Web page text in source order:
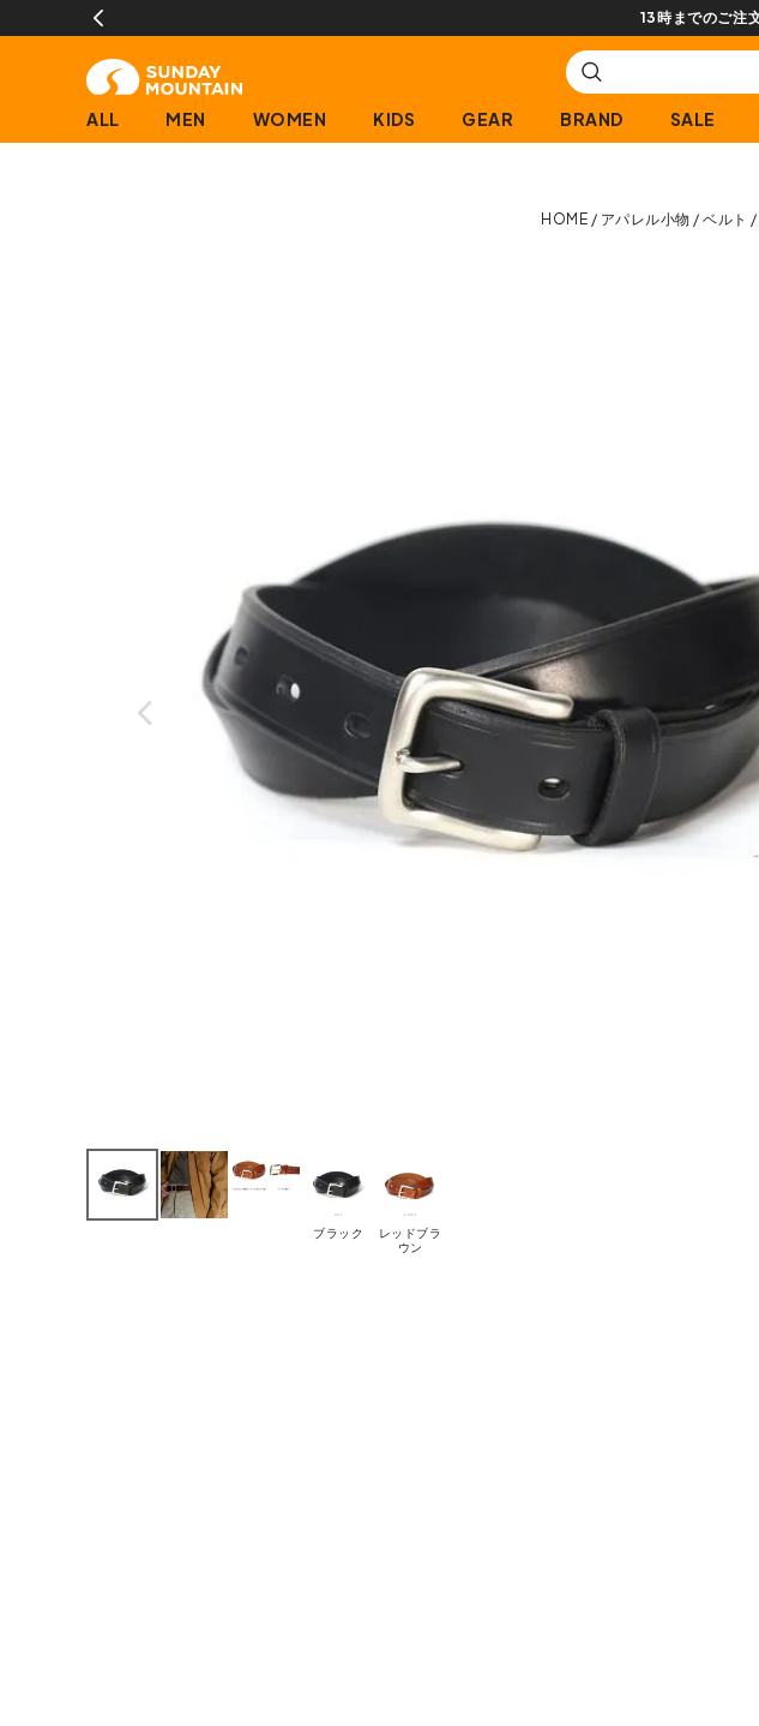
即日発送(営業日に限ります)
ALL MEN WOMEN KIDS GEAR BRAND SALE
HOME アパレル小物 ベルト
ブラック
レッドブラ
ウン